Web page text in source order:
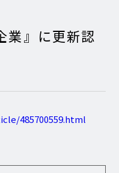
業』に更新認
485700559.html